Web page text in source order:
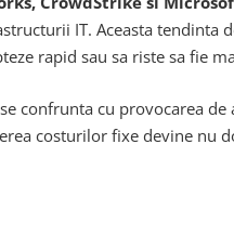
IT. Aceasta tendinta
rapid sau sa riste sa fie
confrunta cu provocarea
costurilor fixe devine nu